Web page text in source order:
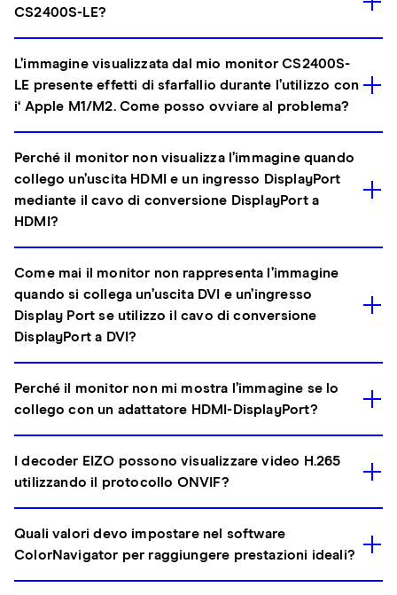
CS2400S-LE?
L’immagine visualizzata dal mio monitor CS2400S-
LE presente effetti di sfarfallio durante l’utilizzo con
i‘ Apple M1/M2. Come posso ovviare al problema?
Perché il monitor non visualizza l’immagine quando
collego un’uscita HDMI e un ingresso DisplayPort
mediante il cavo di conversione DisplayPort a
HDMI?
Come mai il monitor non rappresenta l’immagine
quando si collega un’uscita DVI e un’ingresso
Display Port se utilizzo il cavo di conversione
DisplayPort a DVI?
Perché il monitor non mi mostra l’immagine se lo
collego con un adattatore HDMI-DisplayPort?
I decoder EIZO possono visualizzare video H.265
utilizzando il protocollo ONVIF?
Quali valori devo impostare nel software
ColorNavigator per raggiungere prestazioni ideali?